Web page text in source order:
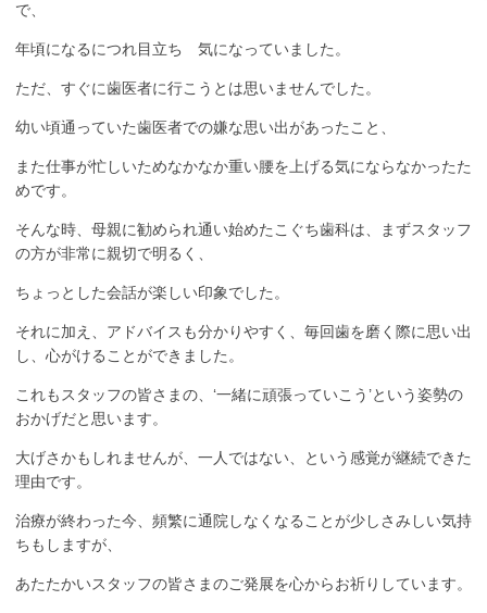
で、
年頃になるにつれ目立ち 気になっていました。
ただ、すぐに歯医者に行こうとは思いませんでした。
幼い頃通っていた歯医者での嫌な思い出があったこと、
また仕事が忙しいためなかなか重い腰を上げる気にならなかったた
めです。
そんな時、母親に勧められ通い始めたこぐち歯科は、まずスタッフ
の方が非常に親切で明るく、
ちょっとした会話が楽しい印象でした。
それに加え、アドバイスも分かりやすく、毎回歯を磨く際に思い出
し、心がけることができました。
これもスタッフの皆さまの、‘一緒に頑張っていこう’という姿勢の
おかげだと思います。
大げさかもしれませんが、一人ではない、という感覚が継続できた
理由です。
治療が終わった今、頻繁に通院しなくなることが少しさみしい気持
ちもしますが、
あたたかいスタッフの皆さまのご発展を心からお祈りしています。